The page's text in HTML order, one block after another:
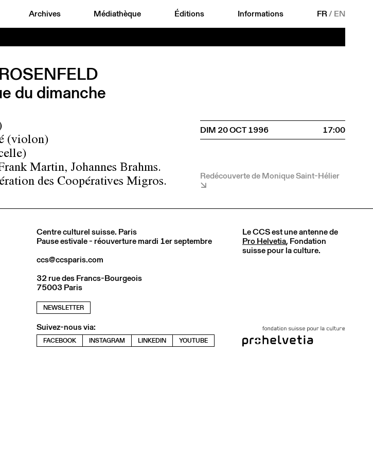
Archives Médiathèque Éditions Informations FR/ EN
du dimanche
(violon)
Martin, Johannes Brahms.
des Coopératives Migros.
DIM 20 OCT 1996 17:00
Redécouverte de Monique Saint-Hélier
Centre culturel suisse. Paris
Pause estivale - réouverture mardi 1er septembre
ccs@ccsparis.com
32 rue des Francs-Bourgeois
75003 Paris
NEWSLETTER
Suivez-nous via:
FACEBOOK INSTAGRAM LINKEDIN YOUTUBE
Le CCS est une antenne de
Pro Helvetia, Fondation
suisse pour la culture.